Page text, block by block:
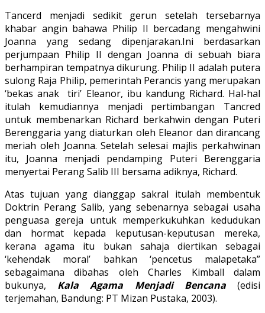
Tancerd menjadi sedikit gerun setelah tersebarnya
khabar angin bahawa Philip II bercadang mengahwini
Joanna yang sedang dipenjarakan.Ini berdasarkan
perjumpaan Philip II dengan Joanna di sebuah biara
berhampiran tempatnya dikurung. Philip II adalah putera
sulong Raja Philip, pemerintah Perancis yang merupakan
‘bekas anak tiri’ Eleanor, ibu kandung Richard. Hal-hal
itulah kemudiannya menjadi pertimbangan Tancred
untuk membenarkan Richard berkahwin dengan Puteri
Berenggaria yang diaturkan oleh Eleanor dan dirancang
meriah oleh Joanna. Setelah selesai majlis perkahwinan
itu, Joanna menjadi pendamping Puteri Berenggaria
menyertai Perang Salib III bersama adiknya, Richard.
Atas tujuan yang dianggap sakral itulah membentuk
Doktrin Perang Salib, yang sebenarnya sebagai usaha
penguasa gereja untuk memperkukuhkan kedudukan
dan hormat kepada keputusan-keputusan mereka,
kerana agama itu bukan sahaja diertikan sebagai
‘kehendak moral’ bahkan ‘pencetus malapetaka”
sebagaimana dibahas oleh Charles Kimball dalam
bukunya, Kala Agama Menjadi Bencana(edisi
terjemahan, Bandung: PT Mizan Pustaka, 2003).